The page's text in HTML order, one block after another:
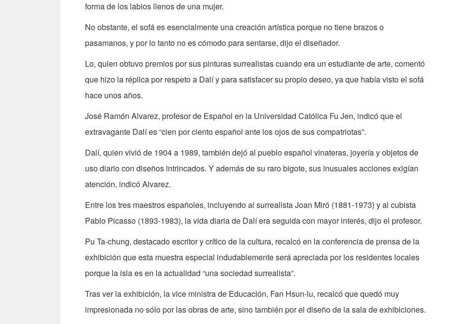
forma de los labios llenos de una mujer.
No obstante, el sofá es esencialmente una creación artística porque no tiene brazos o
pasamanos, y por lo tanto no es cómodo para sentarse, dijo el diseñador.
Lo, quien obtuvo premios por sus pinturas surrealistas cuando era un estudiante de arte, comentó
que hizo la réplica por respeto a Dalí y para satisfacer su propio deseo, ya que había visto el sofá
hace unos años.
José Ramón Alvarez, profesor de Español en la Universidad Católica Fu Jen, indicó que el
extravagante Dalí es “cien por ciento español ante los ojos de sus compatriotas”.
Dalí, quien vivió de 1904 a 1989, también dejó al pueblo español vinateras, joyería y objetos de
uso diario con diseños intrincados. Y además de su raro bigote, sus inusuales acciones exigían
atención, indicó Alvarez.
Entre los tres maestros españoles, incluyendo al surrealista Joan Miró (1881-1973) y al cubista
Pablo Picasso (1893-1983), la vida diaria de Dalí era seguida con mayor interés, dijo el profesor.
Pu Ta-chung, destacado escritor y crítico de la cultura, recalcó en la conferencia de prensa de la
exhibición que esta muestra especial indudablemente será apreciada por los residentes locales
porque la isla es en la actualidad “una sociedad surrealista”.
Tras ver la exhibición, la vice ministra de Educación, Fan Hsun-lu, recalcó que quedó muy
impresionada no sólo por las obras de arte, sino también por el diseño de la sala de exhibiciones.